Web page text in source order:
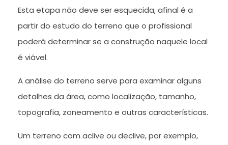
Esta etapa não deve ser esquecida, afinal é a
partir do estudo do terreno que o profissional
poderá determinar se a construção naquele local
é viável.
A análise do terreno serve para examinar alguns
detalhes da área, como localização, tamanho,
topografia, zoneamento e outras características.
Um terreno com aclive ou declive, por exemplo,